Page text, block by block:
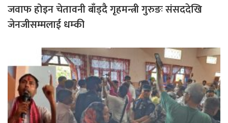
जवाफ होइन चेतावनी बाँड्दै गृहमन्त्री गुरुङः संसददेखि
जेनजीसम्मलाई धम्की